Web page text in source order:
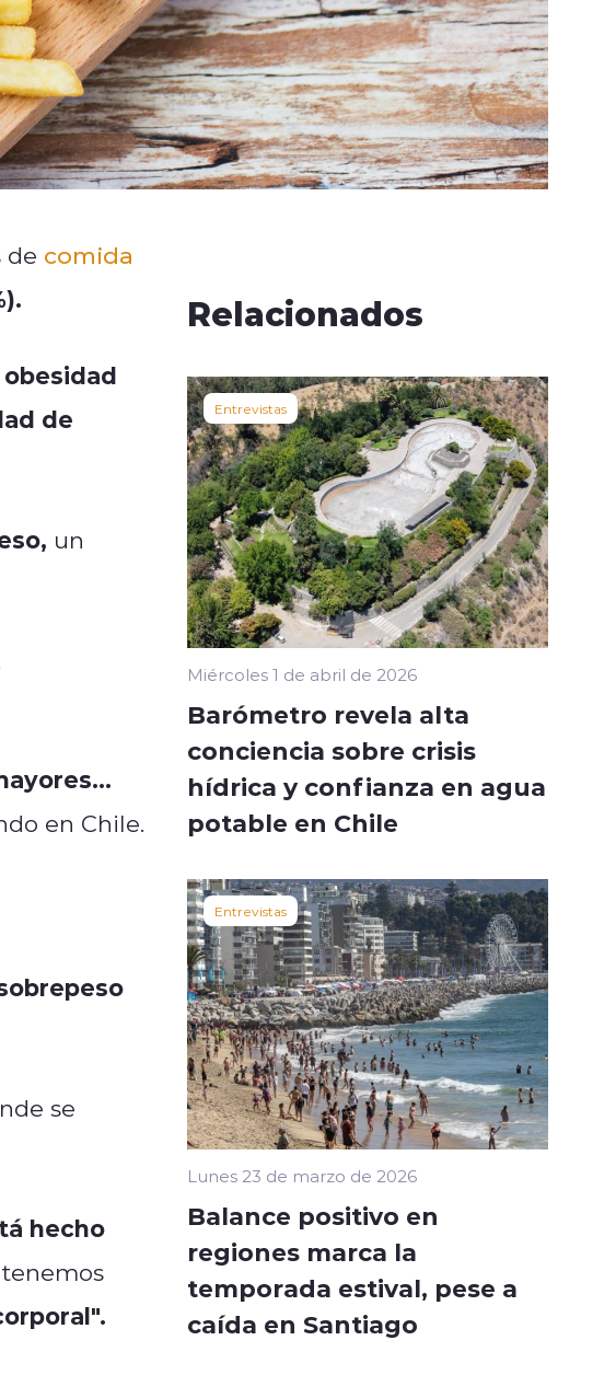
de comida
de
un
en Chile.
se
hecho
Relacionados
Entrevistas
Miércoles 1 de abril de 2026
Barómetro revela alta
conciencia sobre crisis
hídrica y confianza en agua
potable en Chile
Entrevistas
Lunes 23 de marzo de 2026
Balance positivo en
regiones marca la
temporada estival, pese a
caída en Santiago